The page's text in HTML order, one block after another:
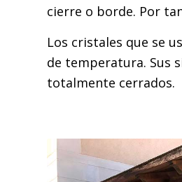
cierre o borde. Por
Los cristales que se
de temperatura. Sus
totalmente cerrados.